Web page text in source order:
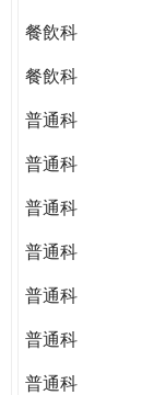
CITIZENSHIP
餐飲科
餐飲科
普通科
普通科
普通科
普通科
普通科
普通科
普通科